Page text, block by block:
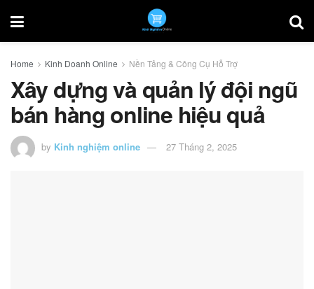
Home Kinh Doanh Online Nền Tảng & Công Cụ Hỗ Trợ
Xây dựng và quản lý đội ngũ
bán hàng online hiệu quả
by Kinh nghiệm online 27 Tháng 2, 2025